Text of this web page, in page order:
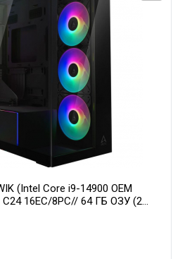
(Intel Core i9-14900 OEM
C24 16EC/8PC// 64 ГБ ОЗУ (2
24GB GDDR6X 384-Bit 3xDP